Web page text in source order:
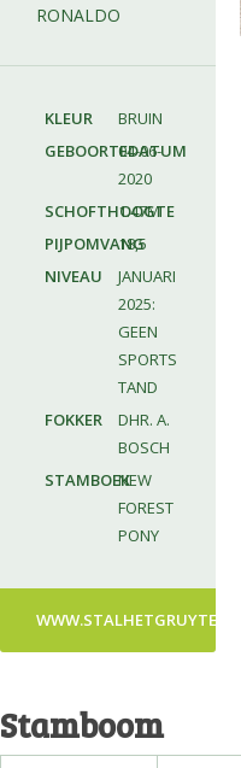
RONALDO
KLEUR
BRUIN
GEBOORTEDATUM
04-06-
2020
SCHOFTHOOGTE
1.47M
PIJPOMVANG
18,5
NIVEAU
JANUARI
2025:
GEEN
SPORTS
TAND
FOKKER
DHR. A.
BOSCH
STAMBOEKNEW
FOREST
PONY
WWW.STALHETGRUYTER.NL
Stamboom